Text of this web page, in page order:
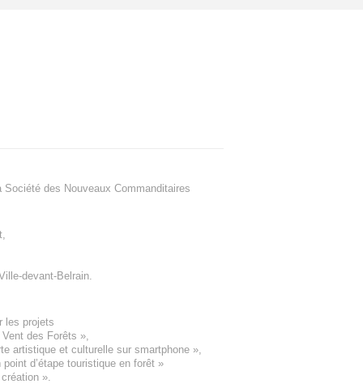
Société des Nouveaux Commanditaires
,
devant-Belrain.
les projets
des Forêts »,
artistique et culturelle sur smartphone »,
point d’étape touristique en forêt »
création ».